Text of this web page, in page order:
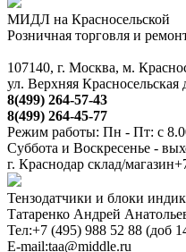
МИДЛ на Красносельской
Розничная торговля и
107140, г. Москва, м.
ул. Верхняя Красносельская
8(499) 264-57-43
8(499) 264-45-77
Режим работы: Пн - Пт: с
Суббота и Воскресенье -
г. Краснодар склад/магазин
Тензодатчики и блоки
Татаренко Андрей
Тел:+7 (495) 988 52 88 (доб
E-mail:taa@middle.ru